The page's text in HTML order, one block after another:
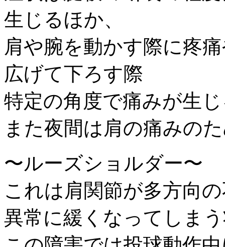
生じるほか、
肩や腕を動かす際に疼
広げて下ろす際
特定の角度で痛みが生
また夜間は肩の痛みの
〜ルーズショルダー〜
これは肩関節が多方向
異常に緩くなってしま